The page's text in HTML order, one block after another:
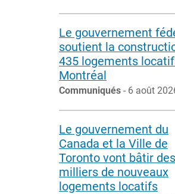
Le gouvernement
soutient la
435 logements
Montréal
Communiqués - 6 août
Le gouvernement du
Canada et la Ville de
Toronto vont bâtir des
milliers de nouveaux
logements locatifs